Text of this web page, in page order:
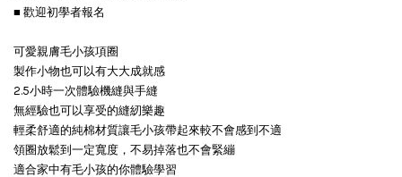
■ 歡迎初學者報名
可愛親膚毛小孩項圈
製作小物也可以有大大成就感
2.5小時一次體驗機縫與手縫
無經驗也可以享受的縫紉樂趣
輕柔舒適的純棉材質讓毛小孩帶起來較不會感到不適
領圈放鬆到一定寬度，不易掉落也不會緊繃
適合家中有毛小孩的你體驗學習